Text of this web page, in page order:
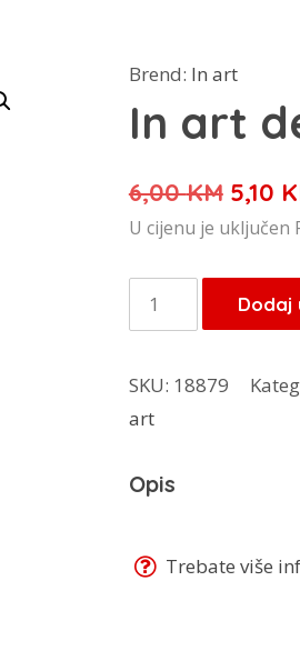
Brend: In art
In art
6,00KM
cijena
je:
6,00
5,10
U cijenu je uključen
art
tacna
količina
Dodaj
SKU: 18879
art
Opis
Trebate više